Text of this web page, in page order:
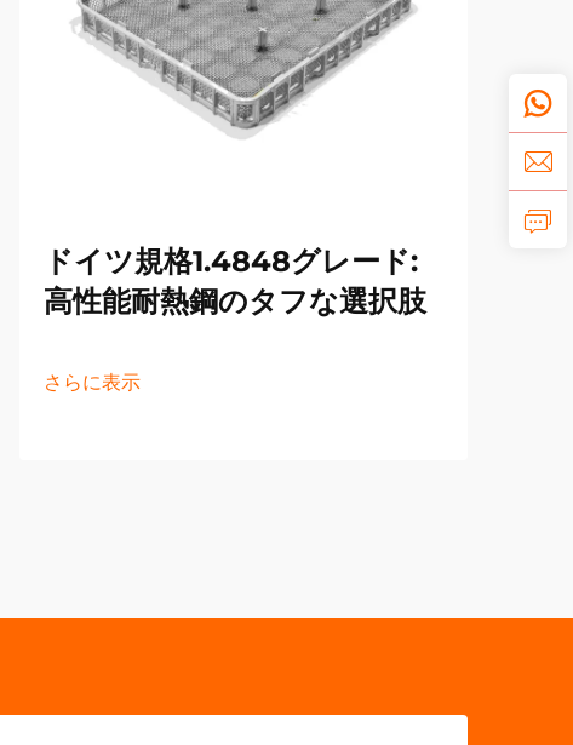
ドイツ規格1.4848グレード:
高性能耐熱鋼のタフな選択肢
さらに表示
鋳
の